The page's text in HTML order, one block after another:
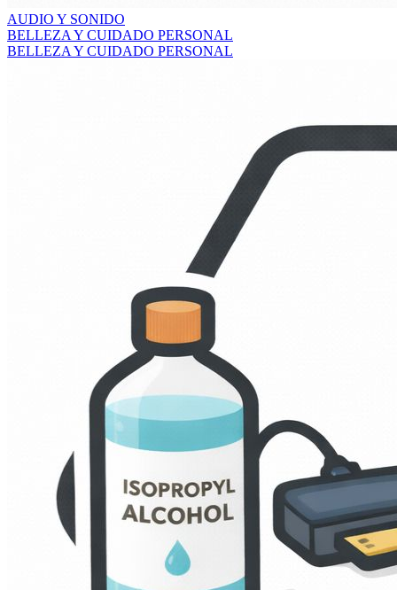
AUDIO Y SONIDO
BELLEZA Y CUIDADO PERSONAL
BELLEZA Y CUIDADO PERSONAL